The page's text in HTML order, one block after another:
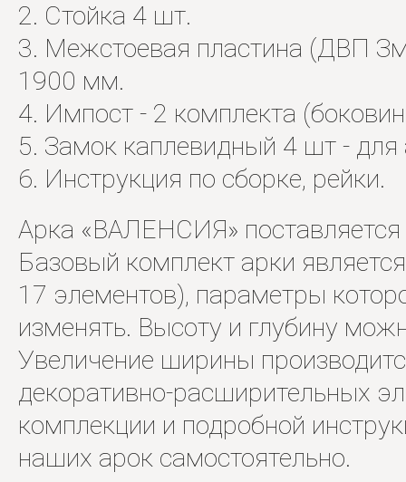
2. Стойка 4 шт.
3. Межстоевая пластина (ДВП
1900 мм.
4. Импост - 2 комплекта
5. Замок каплевидный 4 шт -
6. Инструкция по сборке, рейки.
Арка «ВАЛЕНСИЯ» поставляется
Базовый комплект арки
17 элементов), параметры
изменять. Высоту и глубину
Увеличение ширины
декоративно-расширительных
комплекции и подробной
наших арок самостоятельно.